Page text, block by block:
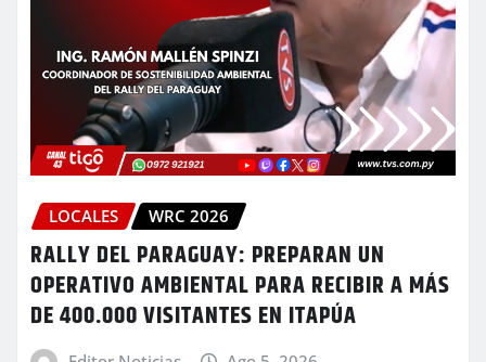
LOCALES WRC 2026
RALLY DEL PARAGUAY: PREPARAN UN
OPERATIVO AMBIENTAL PARA RECIBIR A MÁS
DE 400.000 VISITANTES EN ITAPÚA